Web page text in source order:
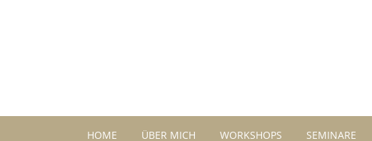
HOME ÜBER MICH WORKSHOPS SEMINARE